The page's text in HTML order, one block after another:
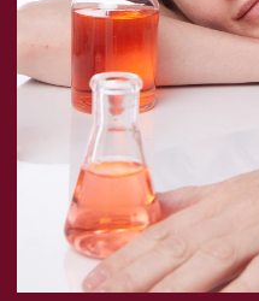
Timeless Truth
КомпанияTimeless Truth Mask
японо-тайваньским производителем
высококачественной косметики по
и специализируется на
масок для лица и тела с